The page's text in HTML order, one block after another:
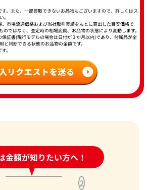
。また、一部買取できないお品物もございますので、詳しくはス
。
市場流通価格および当社取引実績をもとに算出した目安価格で
のではなく、査定時の相場変動、お品物の状態により変動します。
証書(現行モデルの場合は日付が３か月以内)であり、付属品が全
判断できる状態のお品物の金額です。
。
金額が知りたい方へ！
付中!問い合わせフォーム
2